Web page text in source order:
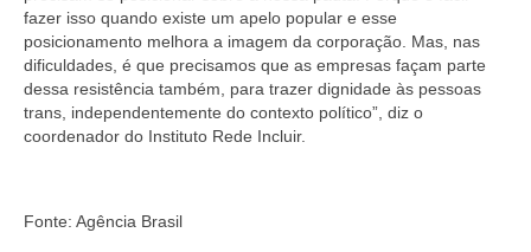
fazer isso quando existe um apelo popular e esse
posicionamento melhora a imagem da corporação. Mas, nas
dificuldades, é que precisamos que as empresas façam parte
dessa resistência também, para trazer dignidade às pessoas
trans, independentemente do contexto político”, diz o
coordenador do Instituto Rede Incluir.
Fonte: Agência Brasil